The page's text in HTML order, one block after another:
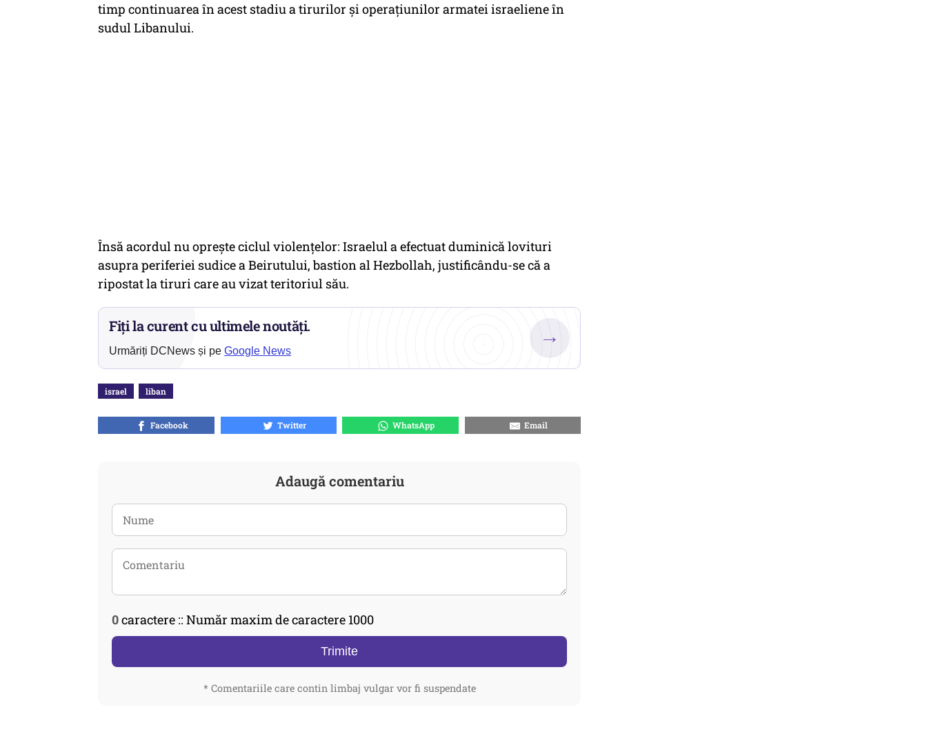
timp continuarea în acest stadiu a tirurilor şi operaţiunilor armatei israeliene în
sudul Libanului.
Însă acordul nu opreşte ciclul violenţelor: Israelul a efectuat duminică lovituri
asupra periferiei sudice a Beirutului, bastion al Hezbollah, justificându-se că a
ripostat la tiruri care au vizat teritoriul său.
Fiți la curent cu ultimele noutăți.
Urmăriți DCNews și pe Google News
→
israel liban
Facebook Twitter WhatsApp Email
Adaugă comentariu
0caractere :: Număr maxim de caractere 1000
Trimite
* Comentariile care contin limbaj vulgar vor fi suspendate